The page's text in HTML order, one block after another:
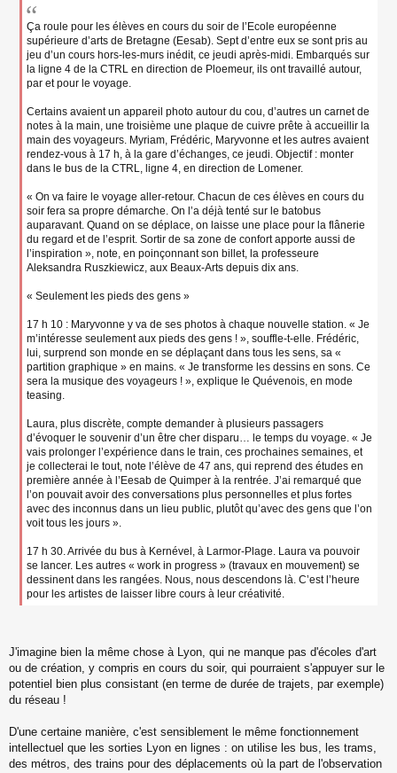
Ça roule pour les élèves en cours du soir de l’Ecole européenne
supérieure d’arts de Bretagne (Eesab). Sept d’entre eux se sont pris au
jeu d’un cours hors-les-murs inédit, ce jeudi après-midi. Embarqués sur
la ligne 4 de la CTRL en direction de Ploemeur, ils ont travaillé autour,
par et pour le voyage.
Certains avaient un appareil photo autour du cou, d’autres un carnet de
notes à la main, une troisième une plaque de cuivre prête à accueillir la
main des voyageurs. Myriam, Frédéric, Maryvonne et les autres avaient
rendez-vous à 17 h, à la gare d’échanges, ce jeudi. Objectif : monter
dans le bus de la CTRL, ligne 4, en direction de Lomener.
« On va faire le voyage aller-retour. Chacun de ces élèves en cours du
soir fera sa propre démarche. On l’a déjà tenté sur le batobus
auparavant. Quand on se déplace, on laisse une place pour la flânerie
du regard et de l’esprit. Sortir de sa zone de confort apporte aussi de
l’inspiration », note, en poinçonnant son billet, la professeure
Aleksandra Ruszkiewicz, aux Beaux-Arts depuis dix ans.
« Seulement les pieds des gens »
17 h 10 : Maryvonne y va de ses photos à chaque nouvelle station. « Je
m’intéresse seulement aux pieds des gens ! », souffle-t-elle. Frédéric,
lui, surprend son monde en se déplaçant dans tous les sens, sa «
partition graphique » en mains. « Je transforme les dessins en sons. Ce
sera la musique des voyageurs ! », explique le Quévenois, en mode
teasing.
Laura, plus discrète, compte demander à plusieurs passagers
d’évoquer le souvenir d’un être cher disparu… le temps du voyage. « Je
vais prolonger l’expérience dans le train, ces prochaines semaines, et
je collecterai le tout, note l’élève de 47 ans, qui reprend des études en
première année à l’Eesab de Quimper à la rentrée. J’ai remarqué que
l’on pouvait avoir des conversations plus personnelles et plus fortes
avec des inconnus dans un lieu public, plutôt qu’avec des gens que l’on
voit tous les jours ».
17 h 30. Arrivée du bus à Kernével, à Larmor-Plage. Laura va pouvoir
se lancer. Les autres « work in progress » (travaux en mouvement) se
dessinent dans les rangées. Nous, nous descendons là. C’est l’heure
pour les artistes de laisser libre cours à leur créativité.
J'imagine bien la même chose à Lyon, qui ne manque pas d'écoles d'art
ou de création, y compris en cours du soir, qui pourraient s'appuyer sur le
potentiel bien plus consistant (en terme de durée de trajets, par exemple)
du réseau !
D'une certaine manière, c'est sensiblement le même fonctionnement
intellectuel que les sorties Lyon en lignes : on utilise les bus, les trams,
des métros, des trains pour des déplacements où la part de l'observation